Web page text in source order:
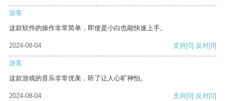
游客
这款软件的操作非常简单，即使是小白也能快速上手。
2024-08-04 支持[0] 反对[0]
游客
这款游戏的音乐非常优美，听了让人心旷神怡。
2024-08-04 支持[0] 反对[0]